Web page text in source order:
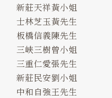
新莊天祥黃小姐
士林芝玉黃先生
板橋信義陳先生
三峽三樹曾小姐
三重仁愛張先生
新莊民安劉小姐
中和自強王先生